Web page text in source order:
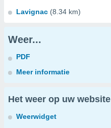
Lavignac (8.34 km)
Weer...
PDF
Meer informatie
Het weer op uw website
Weerwidget